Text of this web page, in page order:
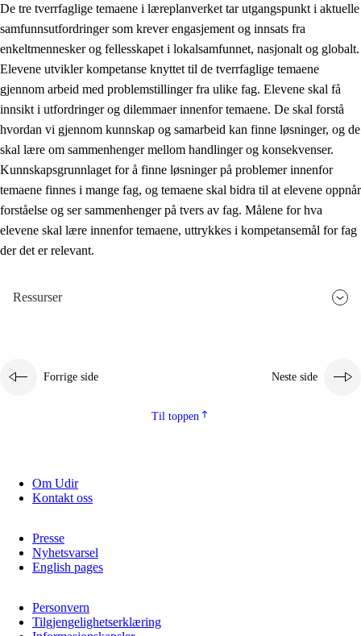
2. Prinsipper for læring, utvikling og danning
Sosial læring og utvikling
2.2 Kompetanse i fagene
Grunnleggende ferdigheter
2.4 Å lære å lære
Tverrfaglige temaer
2.5 Tverrfaglige temaer
2.5.1 Folkehelse og livsmestring
2.5.3
De tre tverrfaglige temaene i læreplanverket tar utgangspunkt i aktuelle
samfunnsutfordringer som krever engasjement og innsats fra
enkeltmennesker og fellesskapet i lokalsamfunnet, nasjonalt og globalt.
Elevene utvikler kompetanse knyttet til de tverrfaglige temaene
gjennom arbeid med problemstillinger fra ulike fag. Elevene skal få
innsikt i utfordringer og dilemmaer innenfor temaene. De skal forstå
hvordan vi gjennom kunnskap og samarbeid kan finne løsninger, og de
skal lære om sammenhenger mellom handlinger og konsekvenser.
Kunnskapsgrunnlaget for å finne løsninger på problemer innenfor
temaene finnes i mange fag, og temaene skal bidra til at elevene oppnår
forståelse og ser sammenhenger på tvers av fag. Målene for hva
elevene skal lære innenfor temaene, uttrykkes i kompetansemål for fag
der det er relevant.
Ressurser
Forrige side Neste side
Til toppen
Om Udir
Kontakt oss
Presse
Nyhetsvarsel
English pages
Personvern
Tilgjengelighetserklæring